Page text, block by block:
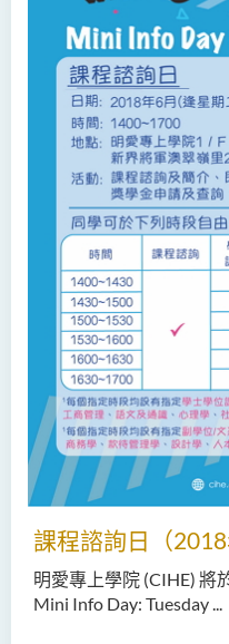
課程諮詢日（2018
明愛專上學院 (CIHE) 將
Mini Info Day: Tuesday ...